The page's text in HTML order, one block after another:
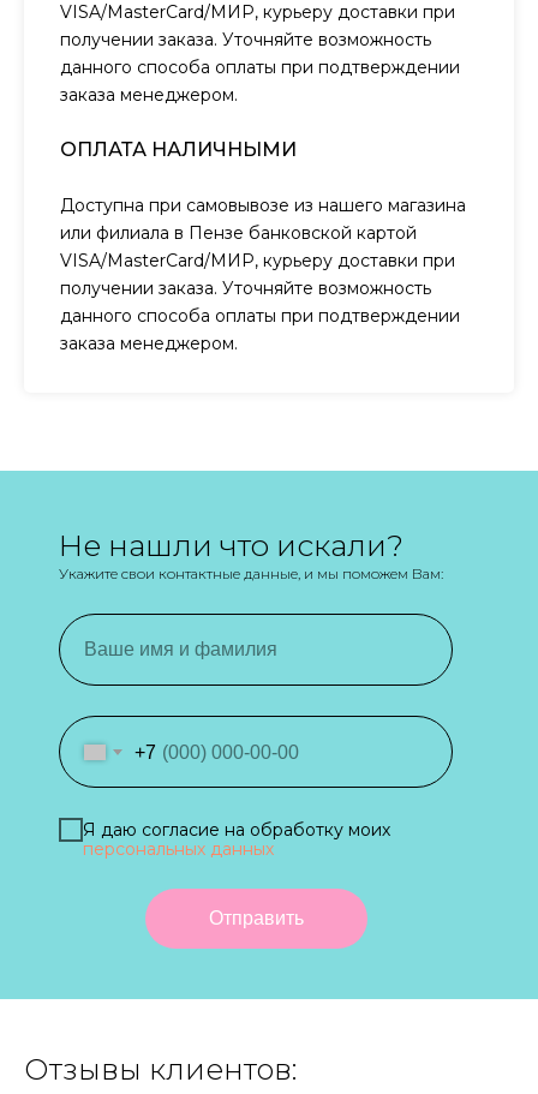
VISA/MasterCard/МИР, курьеру доставки при
получении заказа. Уточняйте возможность
данного способа оплаты при подтверждении
заказа менеджером.
ОПЛАТА НАЛИЧНЫМИ
Доступна при самовывозе из нашего магазина
или филиала в Пензе банковской картой
VISA/MasterCard/МИР, курьеру доставки при
получении заказа. Уточняйте возможность
данного способа оплаты при подтверждении
заказа менеджером.
+7
Я даю согласие на обработку моих
персональных данных
Отправить
Не нашли что искали?
Укажите свои контактные данные, и мы поможем Вам:
Отзывы клиентов: